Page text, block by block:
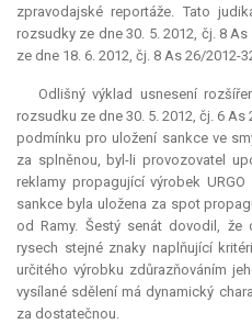
zpravodajské reportáže. Tato
rozsudky ze dne 30. 5. 2012, čj. 8
ze dne 18. 6. 2012, čj. 8 As 26/2012-
Odlišný výklad usnesení
rozsudku ze dne 30. 5. 2012, čj. 6
podmínku pro uložení sankce ve
za splněnou, byl-li provozovatel
reklamy propagující výrobek
sankce byla uložena za spot
od Ramy. Šestý senát dovodil,
rysech stejné znaky naplňující
určitého výrobku zdůrazňováním
vysílané sdělení má dynamický
za dostatečnou.